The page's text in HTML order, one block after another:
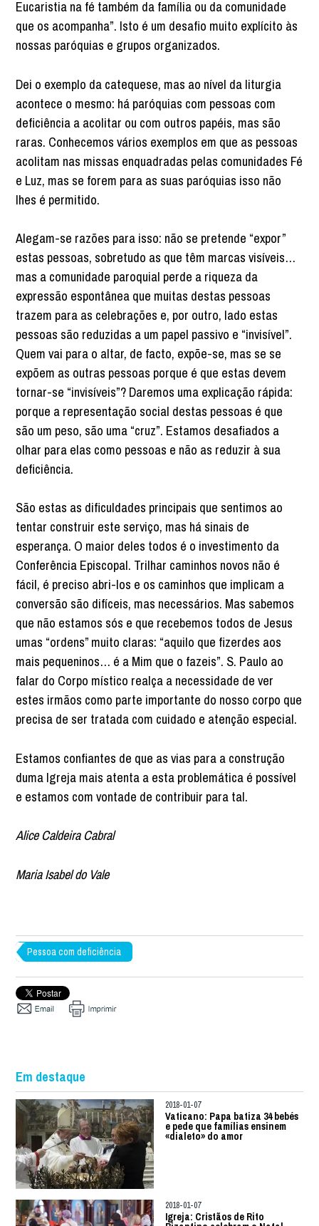
Eucaristia na fé também da família ou da comunidade
que os acompanha”. Isto é um desafio muito explícito às
nossas paróquias e grupos organizados.
Dei o exemplo da catequese, mas ao nível da liturgia
acontece o mesmo: há paróquias com pessoas com
deficiência a acolitar ou com outros papéis, mas são
raras. Conhecemos vários exemplos em que as pessoas
acolitam nas missas enquadradas pelas comunidades Fé
e Luz, mas se forem para as suas paróquias isso não
lhes é permitido.
Alegam-se razões para isso: não se pretende “expor”
estas pessoas, sobretudo as que têm marcas visíveis…
mas a comunidade paroquial perde a riqueza da
expressão espontânea que muitas destas pessoas
trazem para as celebrações e, por outro, lado estas
pessoas são reduzidas a um papel passivo e “invisível”.
Quem vai para o altar, de facto, expõe-se, mas se se
expõem as outras pessoas porque é que estas devem
tornar-se “invisíveis”? Daremos uma explicação rápida:
porque a representação social destas pessoas é que
são um peso, são uma “cruz”. Estamos desafiados a
olhar para elas como pessoas e não as reduzir à sua
deficiência.
São estas as dificuldades principais que sentimos ao
tentar construir este serviço, mas há sinais de
esperança. O maior deles todos é o investimento da
Conferência Episcopal. Trilhar caminhos novos não é
fácil, é preciso abri-los e os caminhos que implicam a
conversão são difíceis, mas necessários. Mas sabemos
que não estamos sós e que recebemos todos de Jesus
umas “ordens” muito claras: “aquilo que fizerdes aos
mais pequeninos… é a Mim que o fazeis”. S. Paulo ao
falar do Corpo místico realça a necessidade de ver
estes irmãos como parte importante do nosso corpo que
precisa de ser tratada com cuidado e atenção especial.
Estamos confiantes de que as vias para a construção
duma Igreja mais atenta a esta problemática é possível
e estamos com vontade de contribuir para tal.
Alice Caldeira Cabral
Maria Isabel do Vale
Pessoa com deficiência
Em destaque
2018-01-07
Vaticano: Papa batiza 34 bebés
e pede que famílias ensinem
«dialeto» do amor
2018-01-07
Igreja: Cristãos de Rito